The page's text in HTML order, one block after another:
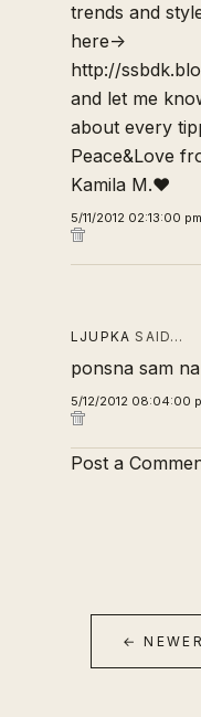
trends and
here->
http://
and let me
about every
Peace&Love
Kamila M.♥
5/11/2012 02:13:00 pm
LJUPKA SAID…
ponsna sam
5/12/2012 08:04:00
Post a
← NEWER